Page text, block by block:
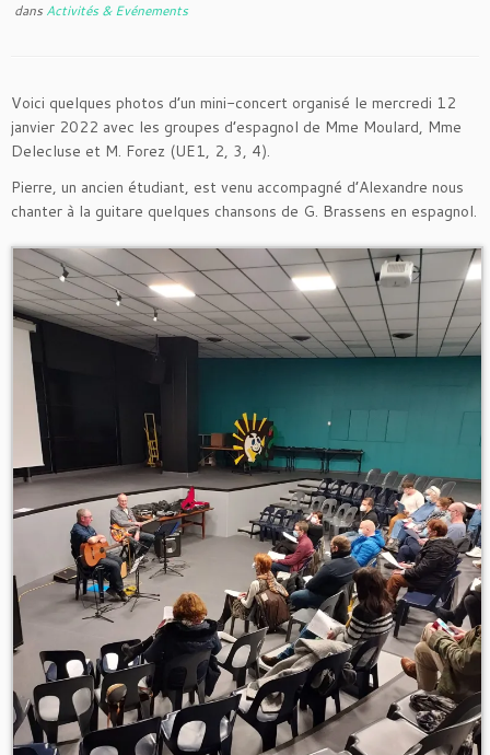
dans Activités & Evénements
Voici quelques photos d’un mini-concert organisé le mercredi 12
janvier 2022 avec les groupes d’espagnol de Mme Moulard, Mme
Delecluse et M. Forez (UE1, 2, 3, 4).
Pierre, un ancien étudiant, est venu accompagné d’Alexandre nous
chanter à la guitare quelques chansons de G. Brassens en espagnol.